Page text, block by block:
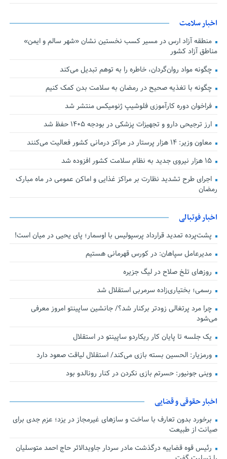
اخبار سلامت
منطقه آزاد ارس در مسیر کسب نخستین نشان «شهر سالم و ایمن»
مناطق آزاد کشور
چگونه مواد روان‌گردان، خاطره را به توهم تبدیل می‌کند
چگونه با تغذیه صحیح در رمضان به سلامت بدن کمک کنیم
فراخوان دوره کارآموزی فلوشیپ ژنومیکس منتشر شد
ارز ترجیحی دارو و تجهیزات پزشکی در بودجه ۱۴۰۵ حفظ شد
معاون وزیر: ۱۴ هزار پرستار در مراکز درمانی کشور فعالیت می‌کنند
۱۵ هزار نیروی جدید به نظام سلامت کشور افزوده شد
اجرای طرح تشدید نظارت بر مراکز غذایی و اماکن عمومی در ماه مبارک
رمضان
اخبار فوتبالی
پشت‌پرده تمدید قرارداد پرسپولیس با اوسمار؛ پای یحیی در میان است!
مدیرعامل سپاهان: در کورس قهرمانی هستیم
روزهای تلخ صلاح در لیگ جزیره
رسمی؛ بختیاری‌زاده سرمربی استقلال شد
چرا مرد پرتغالی زودتر برکنار شد؟/ جانشین ساپینتو امروز معرفی
می‌شود
یک جلسه تا پایان کار ریکاردو ساپینتو در استقلال
ورمزیار: الحسین بسته بازی می‌کند/ استقلال لیاقت صعود دارد
وینی جونیور: حسرتم بازی نکردن در کنار رونالدو بود
اخبار حقوقی و قضایی
برخورد بدون تعارف با ساخت‌ و سازهای غیرمجاز در یزد؛ عزم جدی برای
صیانت از طبیعت
رئیس قوه قضاییه درگذشت مادر سردار جاویدالاثر حاج احمد متوسلیان